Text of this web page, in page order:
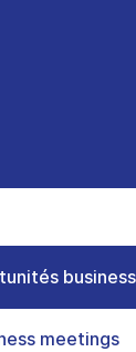
business
meetings